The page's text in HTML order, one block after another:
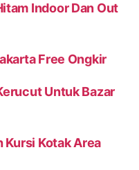
Indoor Dan Out
Free Ongkir
Untuk Bazar
Kursi Kotak Area